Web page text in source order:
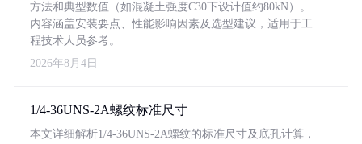
方法和典型数值（如混凝土强度C30下设计值约80kN）。
内容涵盖安装要点、性能影响因素及选型建议，适用于工
程技术人员参考。
2026年8月4日
1/4-36UNS-2A螺纹标准尺寸
本文详细解析1/4-36UNS-2A螺纹的标准尺寸及底孔计算，